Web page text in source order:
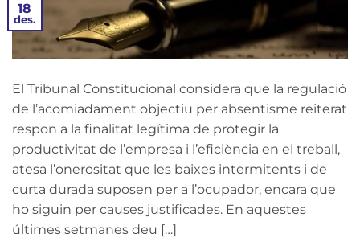
18
des.
El Tribunal Constitucional considera que la regulació
de l’acomiadament objectiu per absentisme reiterat
respon a la finalitat legítima de protegir la
productivitat de l’empresa i l’eficiència en el treball,
atesa l’onerositat que les baixes intermitents i de
curta durada suposen per a l’ocupador, encara que
ho siguin per causes justificades. En aquestes
últimes setmanes deu […]